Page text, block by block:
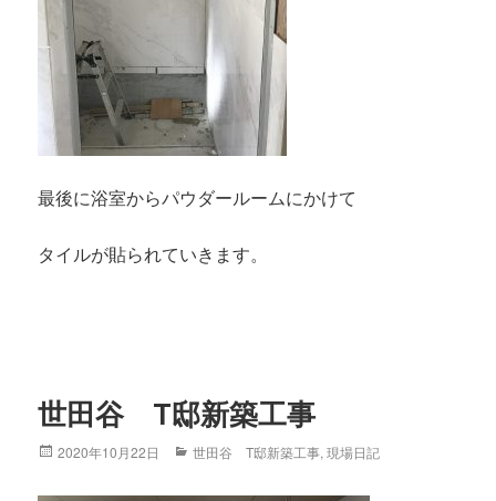
最後に浴室からパウダールームにかけて
タイルが貼られていきます。
世田谷 T邸新築工事
Posted
2020年10月22日 Categories
世田谷 T邸新築工事,現場日記